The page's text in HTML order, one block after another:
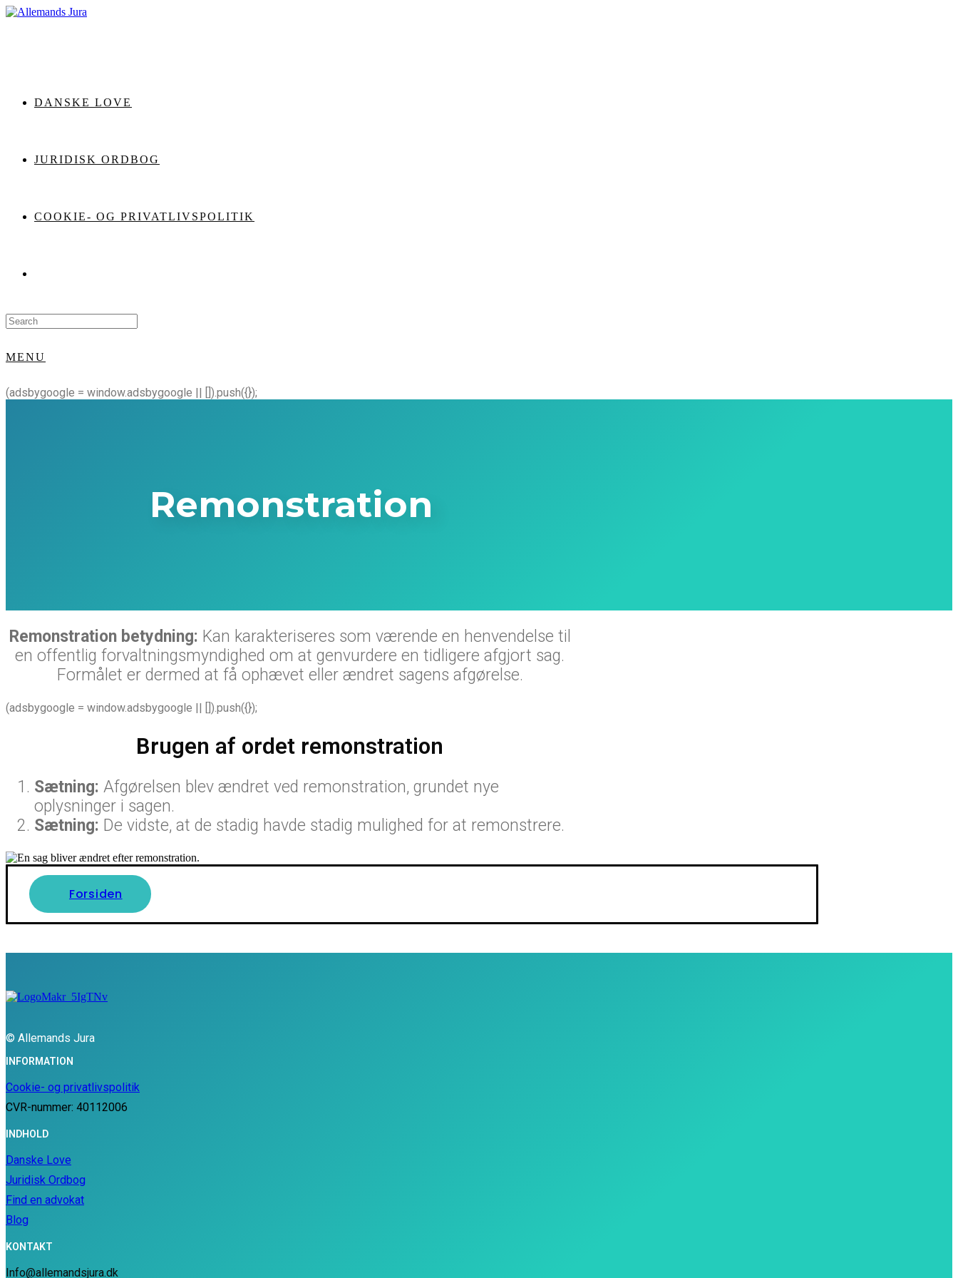
Skip
DANSKE LOVE
JURIDISK ORDBOG
COOKIE- OG PRIVATLIVSPOLITIK
Search
for:
MENU
(adsbygoogle = window.adsbygoogle || []).push({});
Remonstration
Remonstration betydning: Kan karakteriseres som værende en henvendelse til
en offentlig forvaltningsmyndighed om at genvurdere en tidligere afgjort sag.
Formålet er dermed at få ophævet eller ændret sagens afgørelse.
(adsbygoogle = window.adsbygoogle || []).push({});
Brugen af ordet remonstration
Sætning: Afgørelsen blev ændret ved remonstration, grundet nye
oplysninger i sagen.
Sætning: De vidste, at de stadig havde stadig mulighed for at remonstrere.
Forsiden
© Allemands Jura
INFORMATION
Cookie- og privatlivspolitik
CVR-nummer: 40112006
INDHOLD
Danske Love
Juridisk Ordbog
Find en advokat
Blog
KONTAKT
Info@allemandsjura.dk